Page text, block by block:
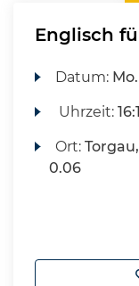
Englisch
Datum: Mo.
Uhrzeit:
Ort:
0.06